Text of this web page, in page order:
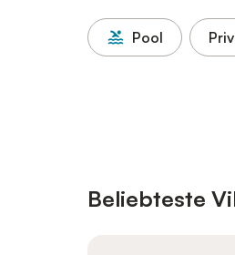
Pool
Beliebteste